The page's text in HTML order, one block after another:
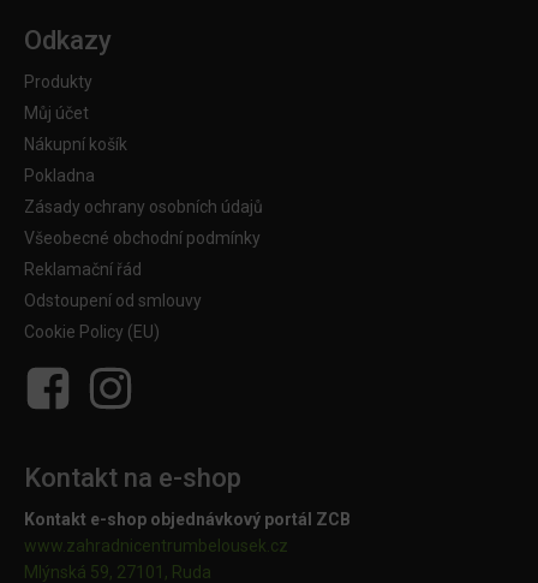
Odkazy
Produkty
Můj účet
Nákupní košík
Pokladna
Zásady ochrany osobních údajů
Všeobecné obchodní podmínky
Reklamační řád
Odstoupení od smlouvy
Cookie Policy (EU)
Kontakt na e-shop
Kontakt e-shop objednávkový portál ZCB
www.zahradnicentrumbelousek.cz
Mlýnská 59, 27101, Ruda